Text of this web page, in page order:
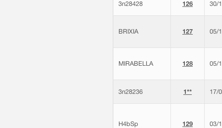
3n28428 126 30/
BRIXIA 127 05/
MIRABELLA 128 05/
3n28236 1** 17/
H4bSp 129 03/